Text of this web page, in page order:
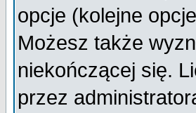
opcje (kolejne
Możesz także
niekończącej się.
przez